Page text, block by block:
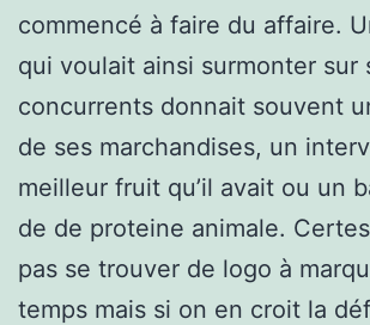
commencé à faire du affaire.
qui voulait ainsi surmonter sur
concurrents donnait souvent
de ses marchandises, un
meilleur fruit qu’il avait ou un
de de proteine animale.
pas se trouver de logo à
temps mais si on en croit la